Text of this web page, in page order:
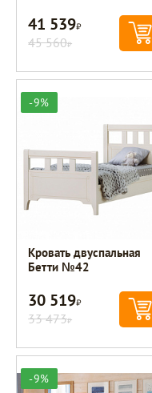
41 539Р
45 560Р
-9%
Кровать двуспальная
Бетти №42
30 519Р
33 473Р
-9%